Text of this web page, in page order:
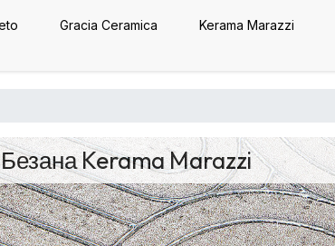
Gracia Ceramica Kerama Marazzi
Безана Kerama Marazzi